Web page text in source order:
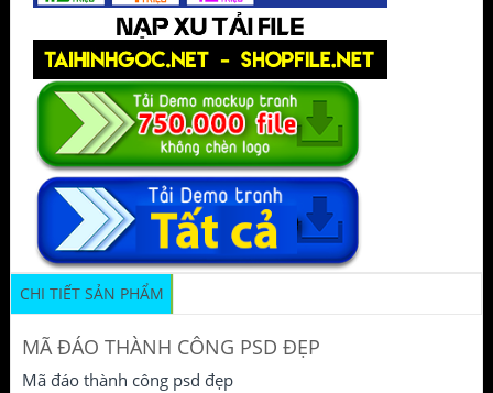
CHI TIẾT SẢN PHẨM
MÃ ĐÁO THÀNH CÔNG PSD ĐẸP
Mã đáo thành công psd đẹp